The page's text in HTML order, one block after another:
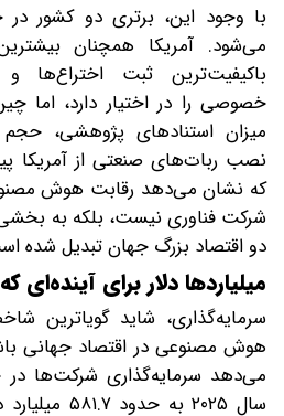
با وجود این، برتری دو کشور
می‌شود. آمریکا همچنان
باکیفیت‌ترین ثبت اختراع‌ها و
خصوصی را در اختیار دارد، اما
میزان استنادهای پژوهشی،
نصب ربات‌های صنعتی از آمریکا
که نشان می‌دهد رقابت هوش
شرکت فناوری نیست، بلکه به بخشی
دو اقتصاد بزرگ جهان تبدیل شده
میلیاردها دلار برای
سرمایه‌گذاری، شاید
هوش مصنوعی در اقتصاد جهانی
می‌دهد سرمایه‌گذاری شرکت‌ها
سال ۲۰۲۵ به